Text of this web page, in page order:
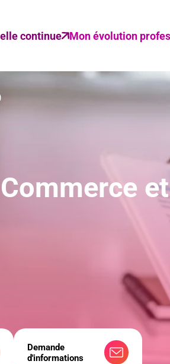
continue Mon évolution
Demande
d'informations